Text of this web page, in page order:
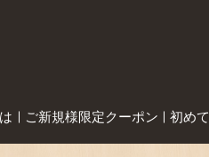
ご新規様限定クーポン 初め